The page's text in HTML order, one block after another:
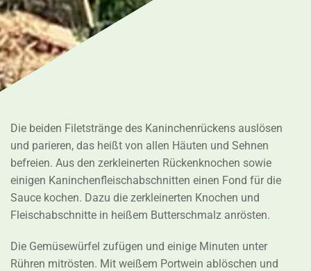
Die beiden Filetstränge des Kaninchenrückens auslösen
und parieren, das heißt von allen Häuten und Sehnen
befreien. Aus den zerkleinerten Rückenknochen sowie
einigen Kaninchenfleischabschnitten einen Fond für die
Sauce kochen. Dazu die zerkleinerten Knochen und
Fleischabschnitte in heißem Butterschmalz anrösten.
Die Gemüsewürfel zufügen und einige Minuten unter
Rühren mitrösten. Mit weißem Portwein ablöschen und